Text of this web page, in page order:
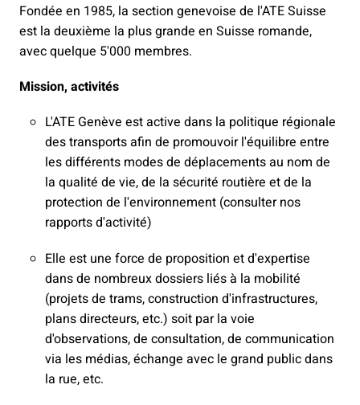
Fondée en 1985, la section genevoise de l'ATE Suisse
est la deuxième la plus grande en Suisse romande,
avec quelque 5'000 membres.
Mission, activités
L'ATE Genève est active dans la politique régionale
des transports afin de promouvoir l'équilibre entre
les différents modes de déplacements au nom de
la qualité de vie, de la sécurité routière et de la
protection de l'environnement (consulter nos
rapports d'activité)
Elle est une force de proposition et d'expertise
dans de nombreux dossiers liés à la mobilité
(projets de trams, construction d'infrastructures,
plans directeurs, etc.) soit par la voie
d'observations, de consultation, de communication
via les médias, échange avec le grand public dans
la rue, etc.